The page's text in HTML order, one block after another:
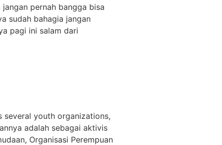
pernah bangga bisa
sudah bahagia jangan
pagi ini salam dari
several youth organizations,
adalah sebagai aktivis
Organisasi Perempuan